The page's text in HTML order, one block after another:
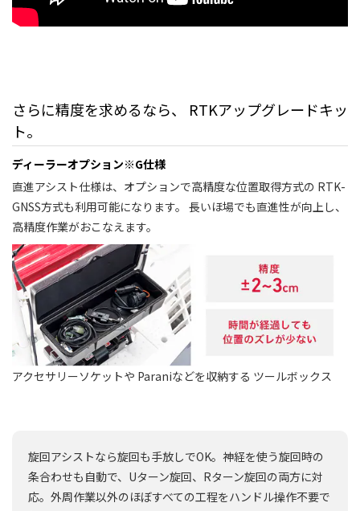
さらに精度を求めるなら、 RTKアップグレードキッ
ト。
アクセサリーソケットや Paraniなどを収納する ツールボックス
ディーラーオプション※G仕様
直進アシスト仕様は、オプションで高精度な位置取得方式の RTK-
GNSS方式も利用可能になります。 長いほ場でも直進性が向上し、
高精度作業がおこなえます。
旋回アシストなら旋回も手放しでOK。神経を使う旋回時の
条合わせも自動で、Uターン旋回、Rターン旋回の両方に対
応。外周作業以外のほぼすべての工程をハンドル操作不要で